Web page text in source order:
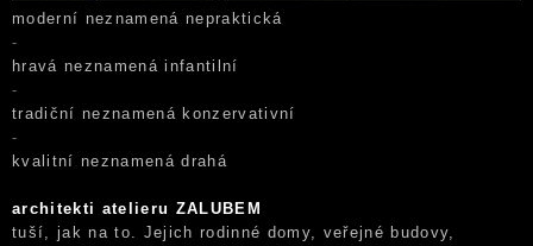
moderní neznamená nepraktická
-
hravá neznamená infantilní
-
tradiční neznamená konzervativní
-
kvalitní neznamená drahá
architekti atelieru ZALUBEM
tuší, jak na to. Jejich rodinné domy, veřejné budovy,